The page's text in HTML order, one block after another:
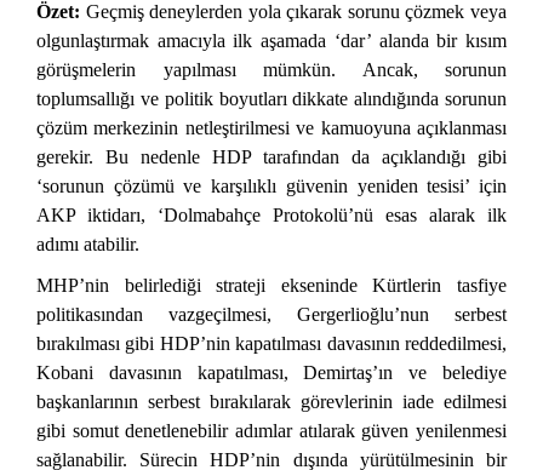
Özet: Geçmiş deneylerden yola çıkarak sorunu çözmek veya
olgunlaştırmak amacıyla ilk aşamada ‘dar’ alanda bir kısım
görüşmelerin yapılması mümkün. Ancak, sorunun
toplumsallığı ve politik boyutları dikkate alındığında sorunun
çözüm merkezinin netleştirilmesi ve kamuoyuna açıklanması
gerekir. Bu nedenle HDP tarafından da açıklandığı gibi
‘sorunun çözümü ve karşılıklı güvenin yeniden tesisi’ için
AKP iktidarı, ‘Dolmabahçe Protokolü’nü esas alarak ilk
adımı atabilir.
MHP’nin belirlediği strateji ekseninde Kürtlerin tasfiye
politikasından vazgeçilmesi, Gergerlioğlu’nun serbest
bırakılması gibi HDP’nin kapatılması davasının reddedilmesi,
Kobani davasının kapatılması, Demirtaş’ın ve belediye
başkanlarının serbest bırakılarak görevlerinin iade edilmesi
gibi somut denetlenebilir adımlar atılarak güven yenilenmesi
sağlanabilir. Sürecin HDP’nin dışında yürütülmesinin bir